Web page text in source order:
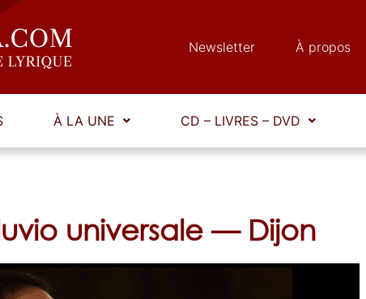
Newsletter À propos
À LA UNE CD – LIVRES – DVD
universale — Dijon